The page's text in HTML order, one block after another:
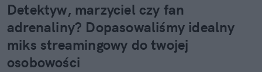
Detektyw, marzyciel czy fan
adrenaliny? Dopasowaliśmy idealny
miks streamingowy do twojej
osobowości